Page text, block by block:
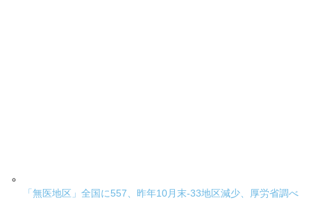
「無医地区」全国に557、昨年10月末-33地区減少、厚労省調べ